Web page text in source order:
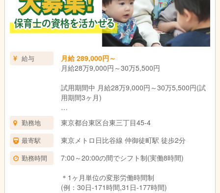
給与
月給 289,000円～
月給28万9,000円～30万5,500円
試用期間中 月給28万9,000円～30万5,500円(試
用期間3ヶ月)
■基本給 173,000円
・資格手当(保育士) 11,000円
・経験給 40,000円～56,500円（社内経験給含
む）
・業態手当 40,000円
（固定残業代13時間分として ※超過分は別途支
給）
勤務地 東京都台東区台東三丁目45-4
最寄駅 東京メトロ日比谷線 仲御徒町駅 徒歩2分
勤務時間
7:00～20:00の間でシフト制(実働8時間)
＊1ヶ月単位の変形労働時間制
(例：30日-171時間,31日-177時間)